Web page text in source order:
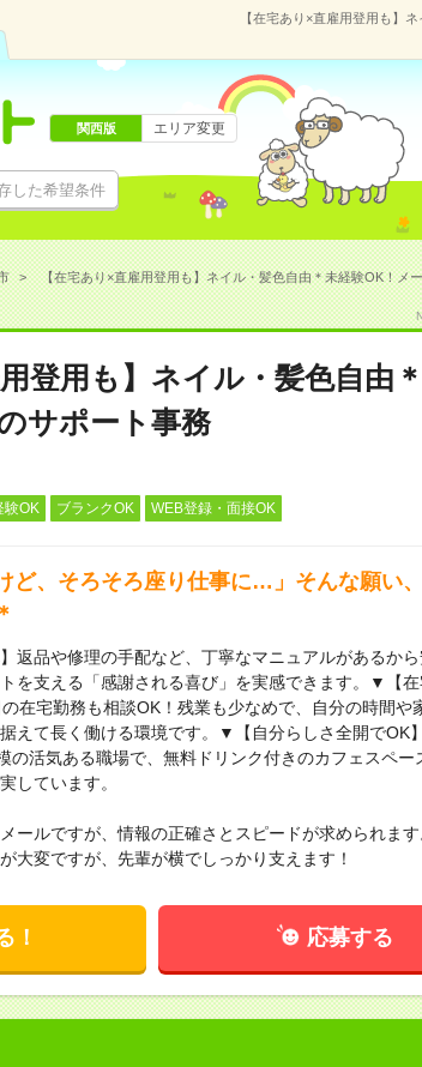
【在宅あり×直雇用登用も】
した希望条件
関西版 エリア変更
【在宅あり×直雇用登用も】ネイル・髪色自由＊未経験OK！メ
登用も】ネイル・髪色自由
サポート事務
験OK ブランクOK WEB登録・面接OK
ど、そろそろ座り仕事に…」そんな願い
返品や修理の手配など、丁寧なマニュアルがあるから
を支える「感謝される喜び」を実感できます。▼【
在宅勤務も相談OK！残業も少なめで、自分の時間や
えて長く働ける環境です。▼【自分らしさ全開でOK
の活気ある職場で、無料ドリンク付きのカフェスペー
しています。
ールですが、情報の正確さとスピードが求められま
大変ですが、先輩が横でしっかり支えます！
！ 応募する